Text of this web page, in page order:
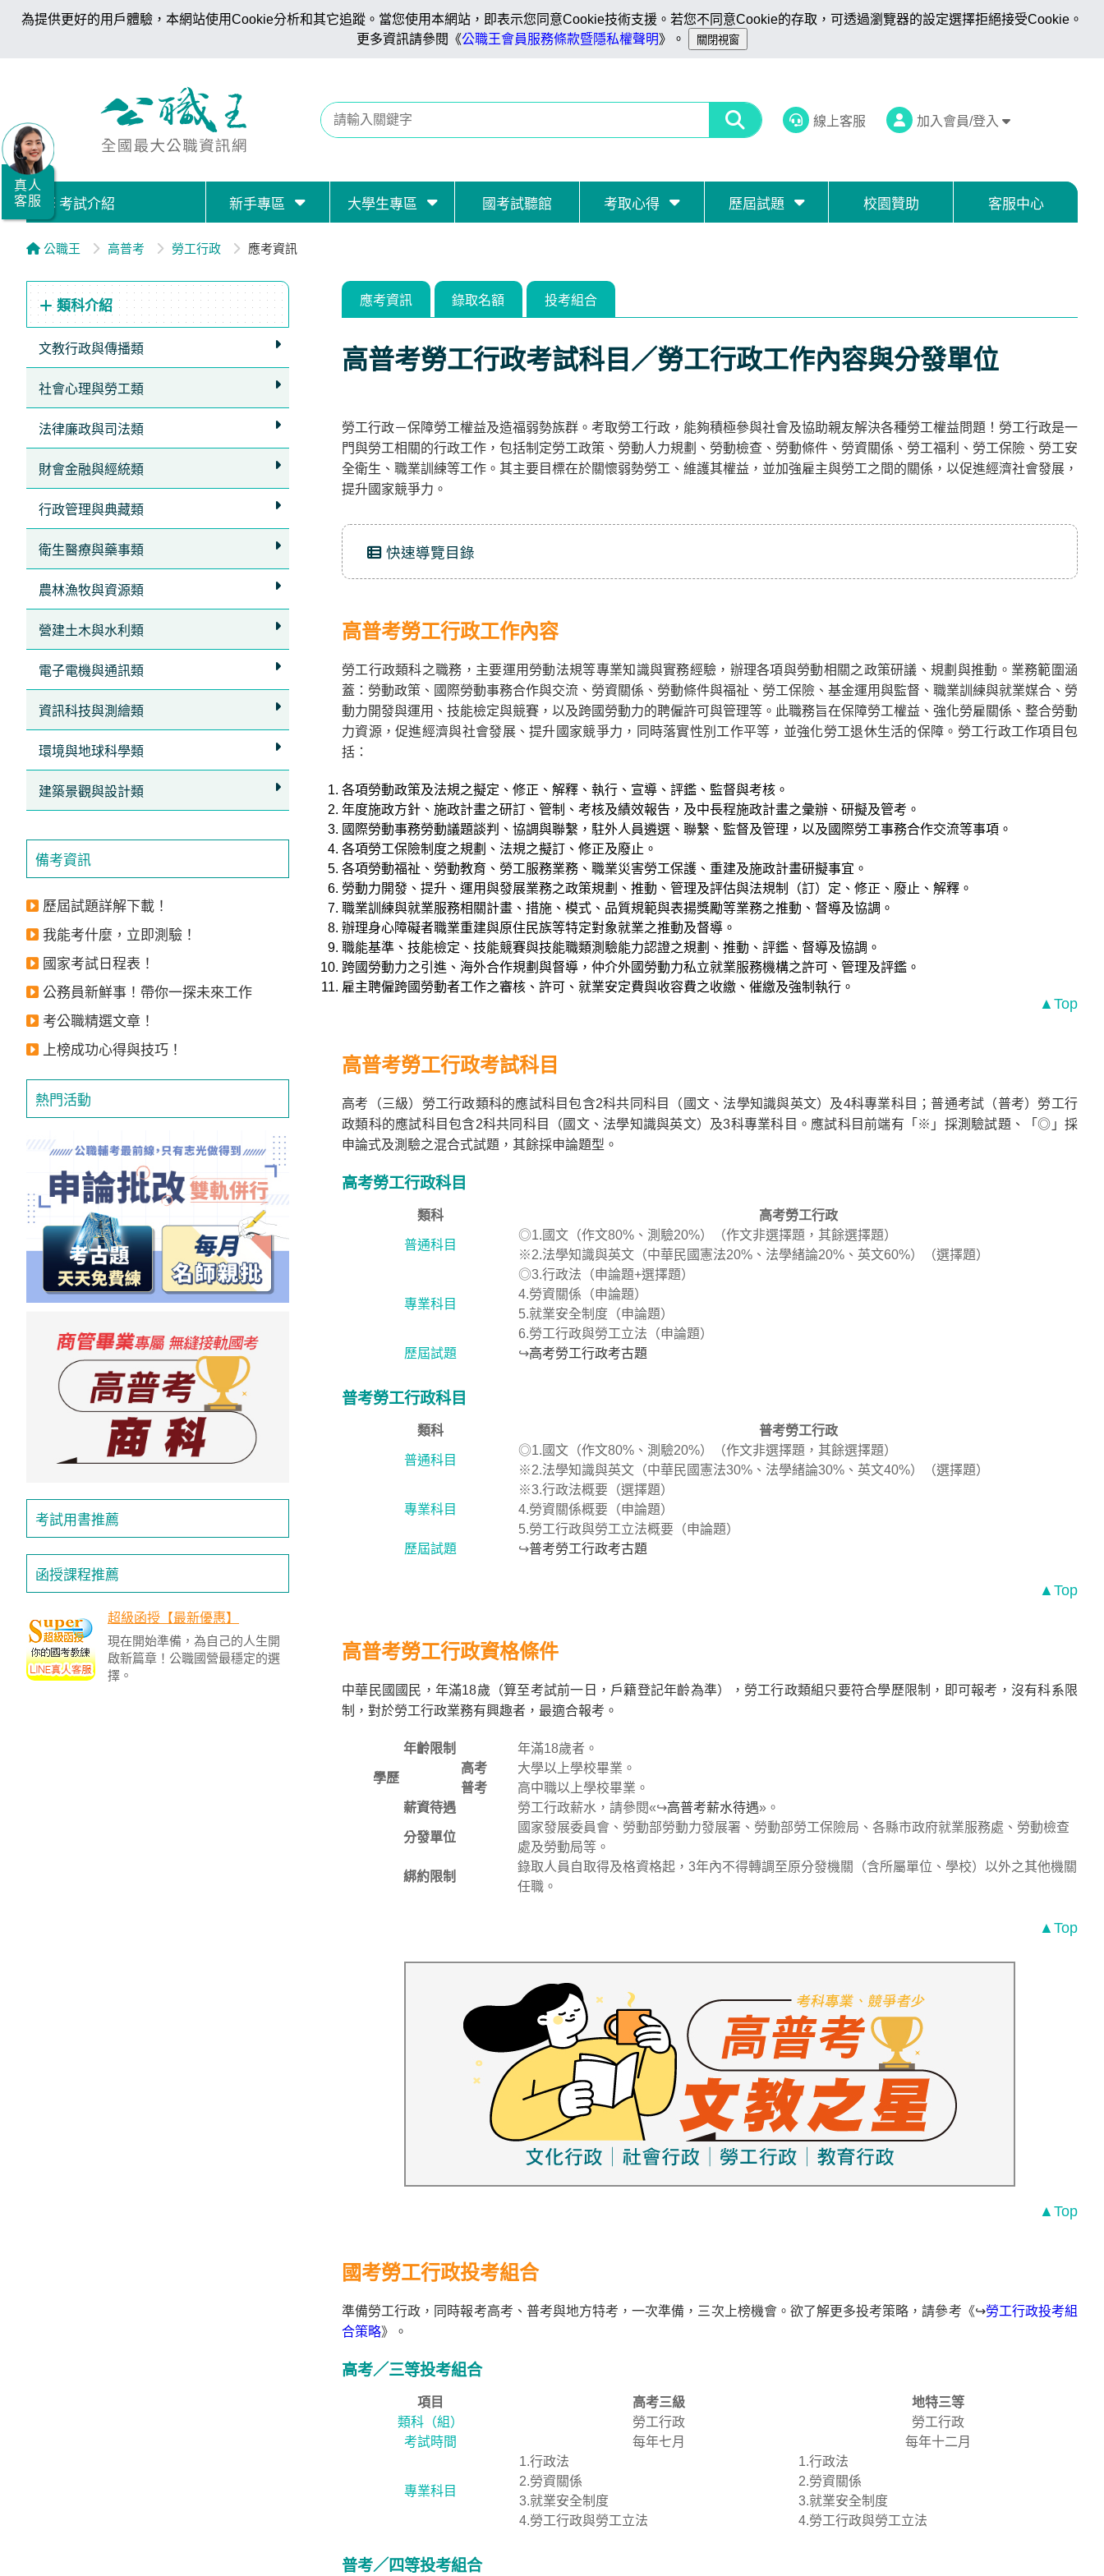
為提供更好的用戶體驗，本網站使用Cookie分析和其它追蹤。當您使用本網站，即表示您同意Cookie技術支援。若您不同意Cookie的存取，可透過瀏覽器的設定選擇拒絕接受Cookie。
更多資訊請參閱《公職王會員服務條款暨隱私權聲明》。
線上客服 加入會員/登入
考試介紹 新手專區 大學生專區 國考試聽館 考取心得 歷屆試題 校園贊助 客服中心
公職王 高普考 勞工行政 應考資訊
類科介紹
文教行政與傳播類
社會心理與勞工類
法律廉政與司法類
財會金融與經統類
行政管理與典藏類
衛生醫療與藥事類
農林漁牧與資源類
營建土木與水利類
電子電機與通訊類
資訊科技與測繪類
環境與地球科學類
建築景觀與設計類
備考資訊
歷屆試題詳解下載！
我能考什麼，立即測驗！
國家考試日程表！
公務員新鮮事！帶你一探未來工作
考公職精選文章！
上榜成功心得與技巧！
熱門活動
考試用書推薦
函授課程推薦
超級函授【最新優惠】
現在開始準備，為自己的人生開
啟新篇章！公職國營最穩定的選
擇。
應考資訊 錄取名額 投考組合
高普考勞工行政考試科目／勞工行政工作內容與分發單位
勞工行政－保障勞工權益及造福弱勢族群。考取勞工行政，能夠積極參與社會及協助親友解決各種勞工權益問題！勞工行政是一
門與勞工相關的行政工作，包括制定勞工政策、勞動人力規劃、勞動檢查、勞動條件、勞資關係、勞工福利、勞工保險、勞工安
全衛生、職業訓練等工作。其主要目標在於關懷弱勢勞工、維護其權益，並加強雇主與勞工之間的關係，以促進經濟社會發展，
提升國家競爭力。
快速導覽目錄
高普考勞工行政工作內容
勞工行政類科之職務，主要運用勞動法規等專業知識與實務經驗，辦理各項與勞動相關之政策研議、規劃與推動。業務範圍涵
蓋：勞動政策、國際勞動事務合作與交流、勞資關係、勞動條件與福祉、勞工保險、基金運用與監督、職業訓練與就業媒合、勞
動力開發與運用、技能檢定與競賽，以及跨國勞動力的聘僱許可與管理等。此職務旨在保障勞工權益、強化勞雇關係、整合勞動
力資源，促進經濟與社會發展、提升國家競爭力，同時落實性別工作平等，並強化勞工退休生活的保障。勞工行政工作項目包
括：
各項勞動政策及法規之擬定、修正、解釋、執行、宣導、評鑑、監督與考核。
年度施政方針、施政計畫之研訂、管制、考核及績效報告，及中長程施政計畫之彙辦、研擬及管考。
國際勞動事務勞動議題談判、協調與聯繫，駐外人員遴選、聯繫、監督及管理，以及國際勞工事務合作交流等事項。
各項勞工保險制度之規劃、法規之擬訂、修正及廢止。
各項勞動福祉、勞動教育、勞工服務業務、職業災害勞工保護、重建及施政計畫研擬事宜。
勞動力開發、提升、運用與發展業務之政策規劃、推動、管理及評估與法規制（訂）定、修正、廢止、解釋。
職業訓練與就業服務相關計畫、措施、模式、品質規範與表揚獎勵等業務之推動、督導及協調。
辦理身心障礙者職業重建與原住民族等特定對象就業之推動及督導。
職能基準、技能檢定、技能競賽與技能職類測驗能力認證之規劃、推動、評鑑、督導及協調。
跨國勞動力之引進、海外合作規劃與督導，仲介外國勞動力私立就業服務機構之許可、管理及評鑑。
雇主聘僱跨國勞動者工作之審核、許可、就業安定費與收容費之收繳、催繳及強制執行。
▲Top
高普考勞工行政考試科目
高考（三級）勞工行政類科的應試科目包含2科共同科目（國文、法學知識與英文）及4科專業科目；普通考試（普考）勞工行
政類科的應試科目包含2科共同科目（國文、法學知識與英文）及3科專業科目。應試科目前端有「※」採測驗試題、「◎」採
申論式及測驗之混合式試題，其餘採申論題型。
高考勞工行政科目
類科 高考勞工行政
普通科目
◎1.國文（作文80%、測驗20%）（作文非選擇題，其餘選擇題）
※2.法學知識與英文（中華民國憲法20%、法學緒論20%、英文60%）（選擇題）
專業科目
◎3.行政法（申論題+選擇題）
4.勞資關係（申論題）
5.就業安全制度（申論題）
6.勞工行政與勞工立法（申論題）
歷屆試題
↪高考勞工行政考古題
普考勞工行政科目
類科 普考勞工行政
普通科目
◎1.國文（作文80%、測驗20%）（作文非選擇題，其餘選擇題）
※2.法學知識與英文（中華民國憲法30%、法學緒論30%、英文40%）（選擇題）
專業科目
※3.行政法概要（選擇題）
4.勞資關係概要（申論題）
5.勞工行政與勞工立法概要（申論題）
歷屆試題
↪普考勞工行政考古題
▲Top
高普考勞工行政資格條件
中華民國國民，年滿18歲（算至考試前一日，戶籍登記年齡為準），勞工行政類組只要符合學歷限制，即可報考，沒有科系限
制，對於勞工行政業務有興趣者，最適合報考。
年齡限制 年滿18歲者。
學歷
高考
大學以上學校畢業。
普考
高中職以上學校畢業。
薪資待遇
勞工行政薪水，請參閱«↪高普考薪水待遇»。
分發單位
國家發展委員會、勞動部勞動力發展署、勞動部勞工保險局、各縣市政府就業服務處、勞動檢查
處及勞動局等。
綁約限制
錄取人員自取得及格資格起，3年內不得轉調至原分發機關（含所屬單位、學校）以外之其他機關
任職。
▲Top
▲Top
國考勞工行政投考組合
準備勞工行政，同時報考高考、普考與地方特考，一次準備，三次上榜機會。欲了解更多投考策略，請參考《↪勞工行政投考組
合策略》。
高考／三等投考組合
項目 高考三級
地特三等
類科（組）
勞工行政
勞工行政
考試時間
每年七月 每年十二月
專業科目
1.行政法
2.勞資關係
3.就業安全制度
4.勞工行政與勞工立法
1.行政法
2.勞資關係
3.就業安全制度
4.勞工行政與勞工立法
普考／四等投考組合
真人
客服
職/
就
業/
證
務
據
點
即
LINE
方
人
，
再
得
500
扣！